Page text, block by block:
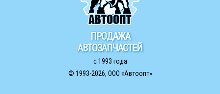
ПРОДАЖА
АВТОЗАПЧАСТЕЙ
с 1993 года
© 1993-2026, ООО «Автоопт»